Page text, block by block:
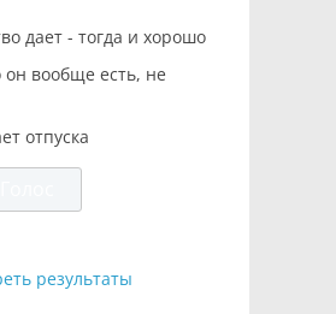
дает - тогда и хорошо
он вообще есть, не
отпуска
результаты